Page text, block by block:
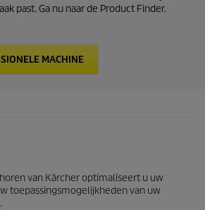
past. Ga nu naar de Product Finder.
MACHINE
van Kärcher optimaliseert u uw
toepassingsmogelijkheden van uw